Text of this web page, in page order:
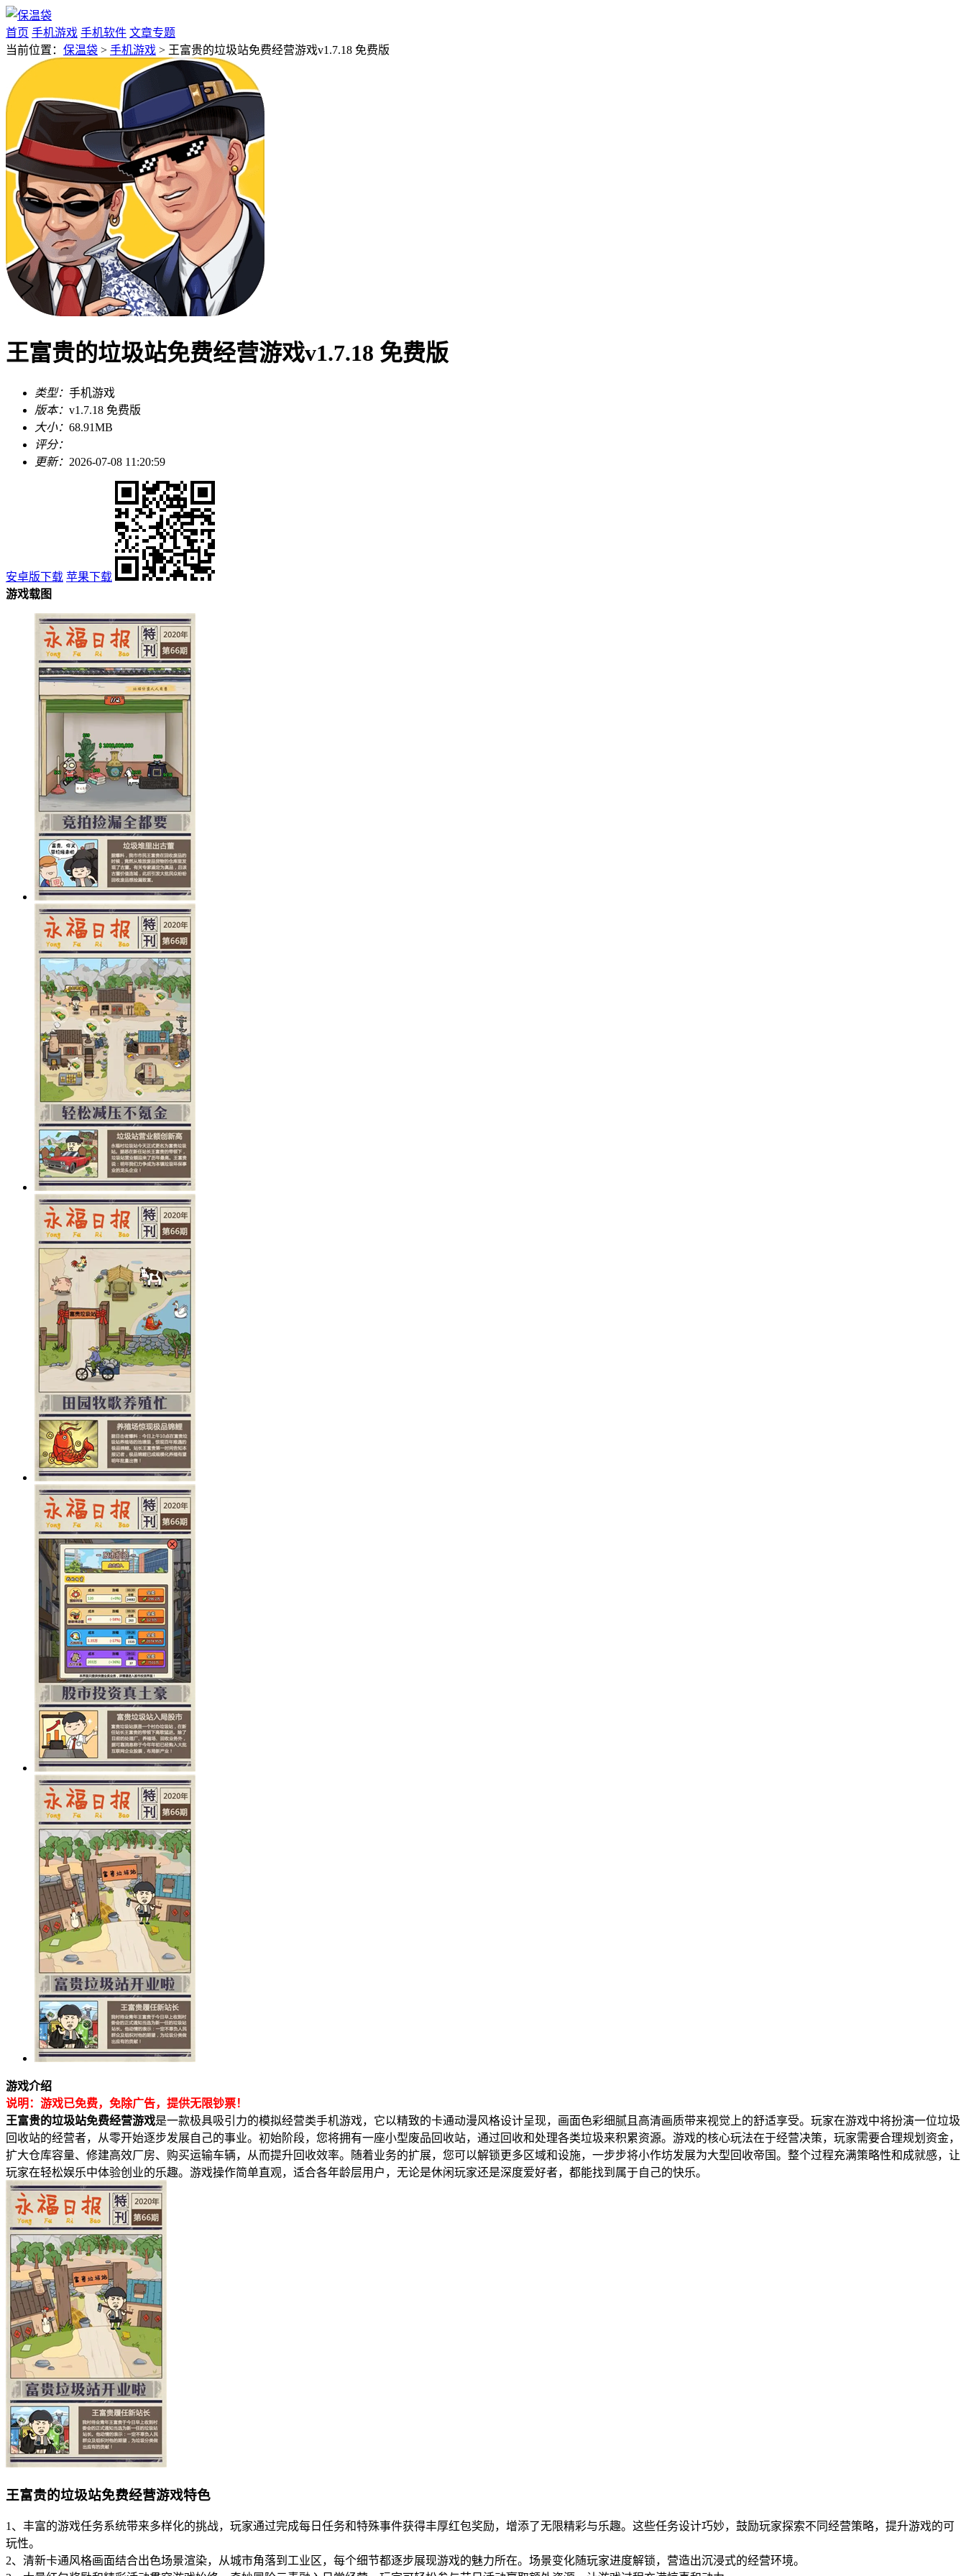
首页 手机游戏 手机软件 文章专题
当前位置： 保温袋 > 手机游戏 > 王富贵的垃圾站免费经营游戏v1.7.18 免费版
王富贵的垃圾站免费经营游戏v1.7.18 免费版
类型： 手机游戏
版本： v1.7.18 免费版
大小： 68.91MB
评分：
更新： 2026-07-08 11:20:59
安卓版下载 苹果下载
游戏载图
游戏介绍
说明：游戏已免费，免除广告，提供无限钞票！
王富贵的垃圾站免费经营游戏是一款极具吸引力的模拟经营类手机游戏，它以精致的卡通动漫风格设计呈现，画面色彩细腻且高清画质带来视觉上的舒适享受。玩家在游戏中将扮演一位垃圾
回收站的经营者，从零开始逐步发展自己的事业。初始阶段，您将拥有一座小型废品回收站，通过回收和处理各类垃圾来积累资源。游戏的核心玩法在于经营决策，玩家需要合理规划资金，
扩大仓库容量、修建高效厂房、购买运输车辆，从而提升回收效率。随着业务的扩展，您可以解锁更多区域和设施，一步步将小作坊发展为大型回收帝国。整个过程充满策略性和成就感，让
玩家在轻松娱乐中体验创业的乐趣。游戏操作简单直观，适合各年龄层用户，无论是休闲玩家还是深度爱好者，都能找到属于自己的快乐。
王富贵的垃圾站免费经营游戏特色
1、丰富的游戏任务系统带来多样化的挑战，玩家通过完成每日任务和特殊事件获得丰厚红包奖励，增添了无限精彩与乐趣。这些任务设计巧妙，鼓励玩家探索不同经营策略，提升游戏的可
玩性。
2、清新卡通风格画面结合出色场景渲染，从城市角落到工业区，每个细节都逐步展现游戏的魅力所在。场景变化随玩家进度解锁，营造出沉浸式的经营环境。